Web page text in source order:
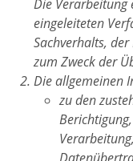
Die Verarbeitung
eingeleiteten
Sachverhalts,
zum Zweck der
Die allgemeinen
zu den